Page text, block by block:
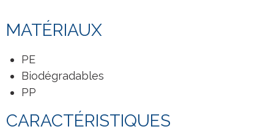
MATÉRIAUX
PE
Biodégradables
PP
CARACTÉRISTIQUES